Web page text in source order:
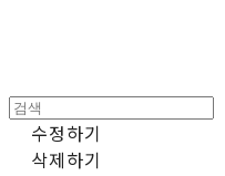
수정하기
삭제하기